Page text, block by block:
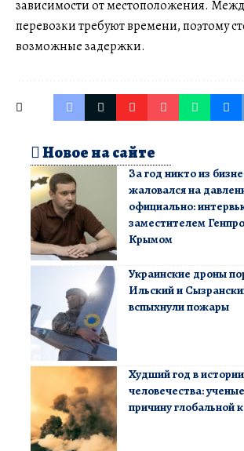
зависимости от местоположения.
перевозки требуют времени, поэтому
возможные задержки.
Новое на сайте
За год никто из
жаловался на
официально:
заместителем
Крымом
Украинские дроны
Ильский и
вспыхнули пожары
Худший год в истории
человечества:
причину глобальной